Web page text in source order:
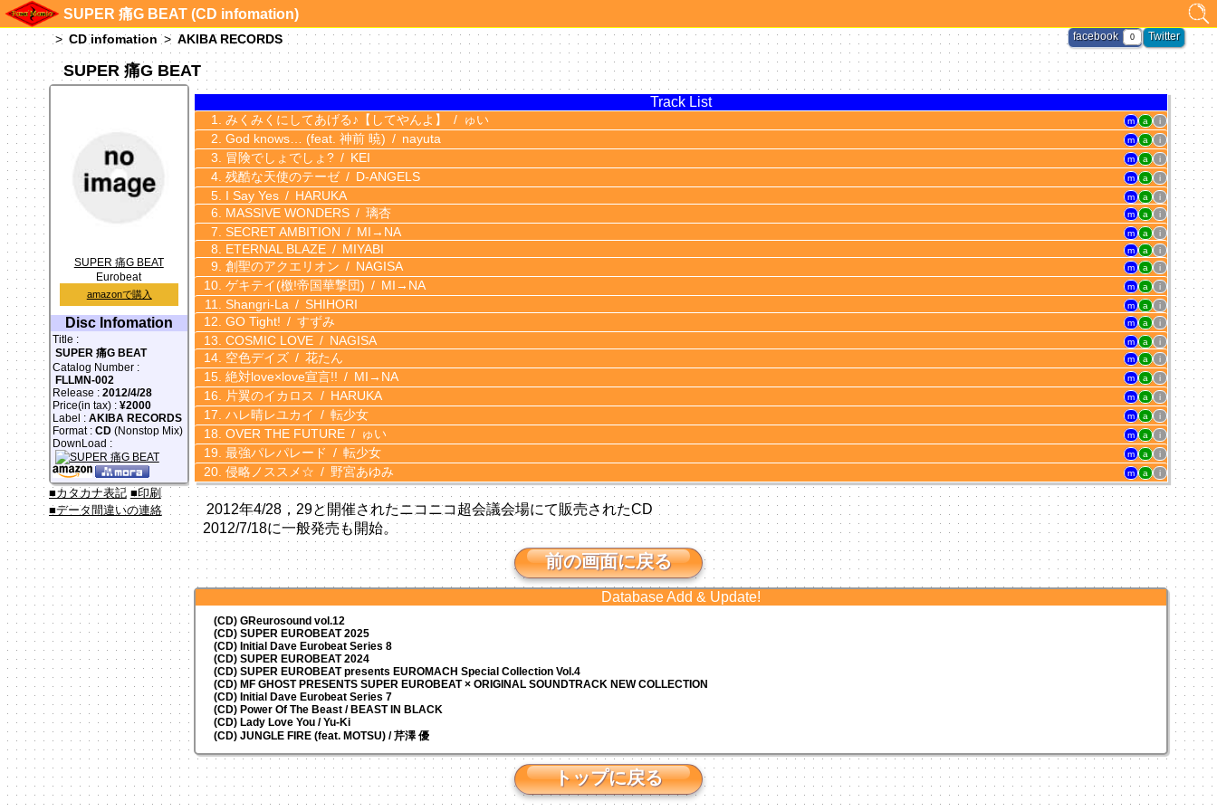
SUPER 痛G BEAT (CD infomation)
CD infomation AKIBA RECORDS
SUPER 痛G BEAT
Track List
m a i
みくみくにしてあげる♪【してやんよ】 ゅい
m a i
God knows… (feat. 神前 暁) nayuta
m a i
冒険でしょでしょ? KEI
m a i
残酷な天使のテーゼ D-ANGELS
m a i
I Say Yes HARUKA
m a i
MASSIVE WONDERS 璃杏
m a i
SECRET AMBITION MI→NA
m a i
ETERNAL BLAZE MIYABI
m a i
創聖のアクエリオン NAGISA
m a i
ゲキテイ(檄!帝国華撃団) MI→NA
m a i
Shangri-La SHIHORI
m a i
GO Tight! すずみ
m a i
COSMIC LOVE NAGISA
m a i
空色デイズ 花たん
m a i
絶対love×love宣言!! MI→NA
m a i
片翼のイカロス HARUKA
m a i
ハレ晴レユカイ 転少女
m a i
OVER THE FUTURE ゅい
m a i
最強パレパレード 転少女
m a i
侵略ノススメ☆ 野宮あゆみ
SUPER 痛G BEAT
Eurobeat
amazonで購入
Disc Infomation
Title :
SUPER 痛G BEAT
Catalog Number :
FLLMN-002
Release :2012/4/28
Price(in tax) :¥2000
Label :AKIBA RECORDS
Format :CD(Nonstop Mix)
DownLoad :
■カタカナ表記 ■印刷
■データ間違いの連絡
2012年4/28，29と開催されたニコニコ超会議会場にて販売されたCD
2012/7/18に一般発売も開始。
Twitter
facebook 0
前の画面に戻る
Database Add & Update!
(CD) GReurosound vol.12
(CD) SUPER EUROBEAT 2025
(CD) Initial Dave Eurobeat Series 8
(CD) SUPER EUROBEAT 2024
(CD) SUPER EUROBEAT presents EUROMACH Special Collection Vol.4
(CD) MF GHOST PRESENTS SUPER EUROBEAT × ORIGINAL SOUNDTRACK NEW COLLECTION
(CD) Initial Dave Eurobeat Series 7
(CD) Power Of The Beast / BEAST IN BLACK
(CD) Lady Love You / Yu-Ki
(CD) JUNGLE FIRE (feat. MOTSU) / 芹澤 優
トップに戻る